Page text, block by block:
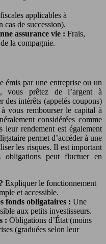
applicables à
cas de succession).
assurance vie : Frais,
la compagnie.
émis par une entreprise ou un
vous prêtez de l’argent à
des intérêts (appelés coupons)
vous rembourser le capital à
considérées comme
leur rendement est également
permet d’accéder à une
les risques. Il est important
peut fluctuer en
Expliquer le fonctionnement
et accessible.
fonds obligataires : Une
aux petits investisseurs.
: Obligations d’État (moins
(graduées selon leur